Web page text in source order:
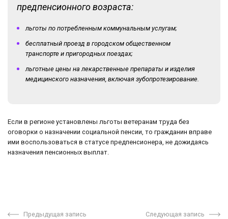
предпенсионного возраста:
льготы по потребленным коммунальным услугам;
бесплатный проезд в городском общественном
транспорте и пригородных поездах;
льготные цены на лекарственные препараты и изделия
медицинского назначения, включая зубопротезирование.
Если в регионе установлены льготы ветеранам труда без
оговорки о назначении социальной пенсии, то гражданин вправе
ими воспользоваться в статусе предпенсионера, не дожидаясь
назначения пенсионных выплат.
Предыдущая запись Следующая запись